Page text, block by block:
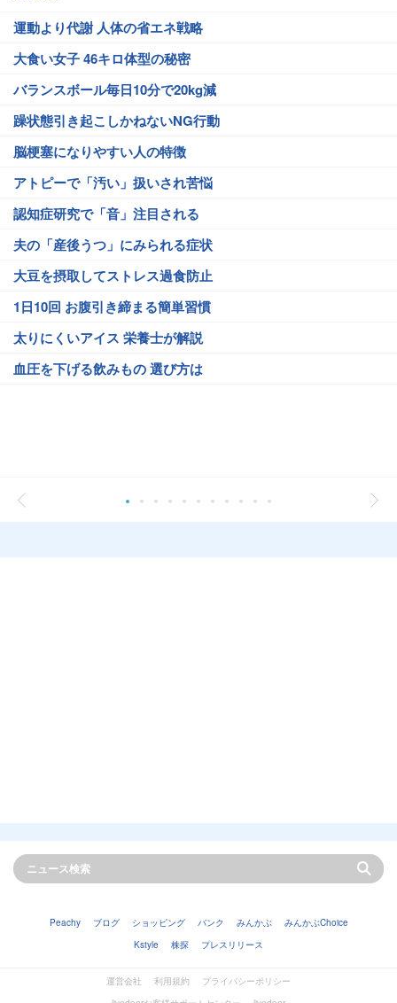
運動より代謝 人体の省エネ戦略
大食い女子 46キロ体型の秘密
バランスボール毎日10分で20kg減
躁状態引き起こしかねないNG行動
脳梗塞になりやすい人の特徴
アトピーで「汚い」扱いされ苦悩
認知症研究で「音」注目される
夫の「産後うつ」にみられる症状
大豆を摂取してストレス過食防止
1日10回 お腹引き締まる簡単習慣
太りにくいアイス 栄養士が解説
血圧を下げる飲みもの 選び方は
Peachy ブログ ショッピング バンク みんかぶ
みんかぶChoice
Kstyle
株探 プレスリリース
運営会社 利用規約
プライバシーポリシー